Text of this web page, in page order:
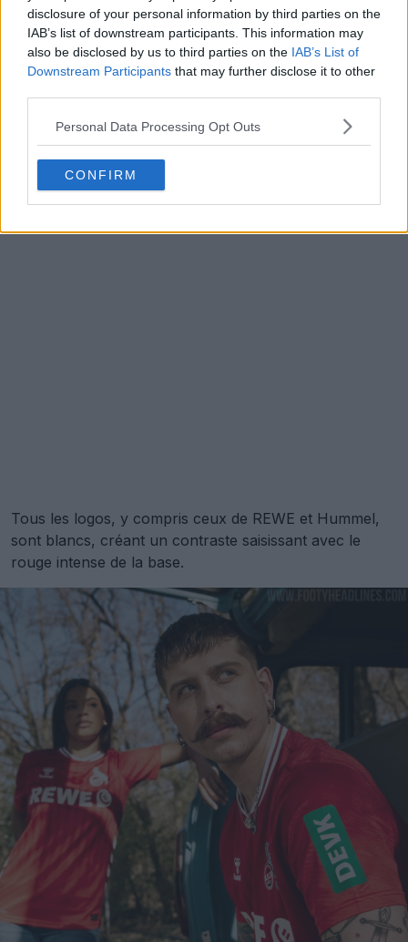
disclosure of your personal information by third parties on the
IAB’s list of downstream participants. This information may
also be disclosed by us to third parties on the IAB’s List of
Downstream Participants that may further disclose it to other
Personal Data Processing Opt Outs
CONFIRM
Tous les logos, y compris ceux de REWE et Hummel,
sont blancs, créant un contraste saisissant avec le
rouge intense de la base.